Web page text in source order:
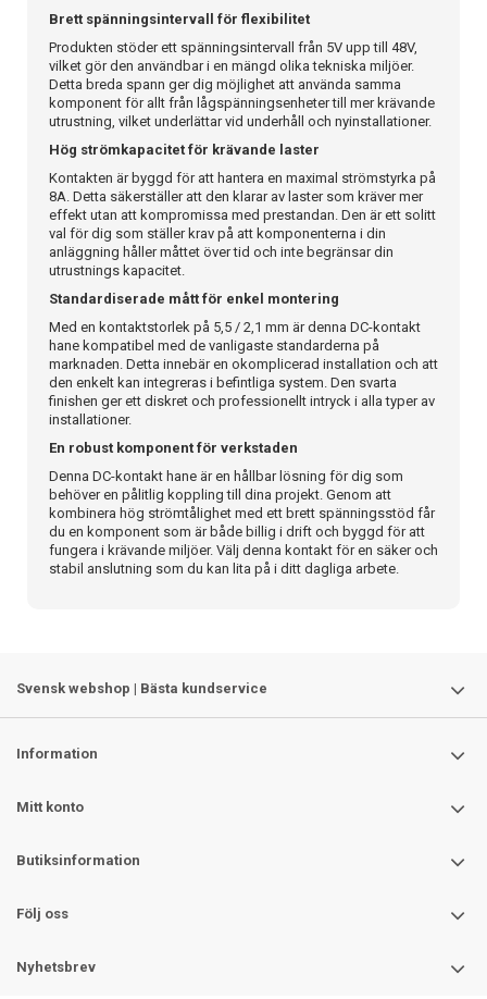
Brett spänningsintervall för flexibilitet
Produkten stöder ett spänningsintervall från 5V upp till 48V,
vilket gör den användbar i en mängd olika tekniska miljöer.
Detta breda spann ger dig möjlighet att använda samma
komponent för allt från lågspänningsenheter till mer krävande
utrustning, vilket underlättar vid underhåll och nyinstallationer.
Hög strömkapacitet för krävande laster
Kontakten är byggd för att hantera en maximal strömstyrka på
8A. Detta säkerställer att den klarar av laster som kräver mer
effekt utan att kompromissa med prestandan. Den är ett solitt
val för dig som ställer krav på att komponenterna i din
anläggning håller måttet över tid och inte begränsar din
utrustnings kapacitet.
Standardiserade mått för enkel montering
Med en kontaktstorlek på 5,5 / 2,1 mm är denna DC-kontakt
hane kompatibel med de vanligaste standarderna på
marknaden. Detta innebär en okomplicerad installation och att
den enkelt kan integreras i befintliga system. Den svarta
finishen ger ett diskret och professionellt intryck i alla typer av
installationer.
En robust komponent för verkstaden
Denna DC-kontakt hane är en hållbar lösning för dig som
behöver en pålitlig koppling till dina projekt. Genom att
kombinera hög strömtålighet med ett brett spänningsstöd får
du en komponent som är både billig i drift och byggd för att
fungera i krävande miljöer. Välj denna kontakt för en säker och
stabil anslutning som du kan lita på i ditt dagliga arbete.
Svensk webshop | Bästa kundservice
Information
Mitt konto
Butiksinformation
Följ oss
Nyhetsbrev